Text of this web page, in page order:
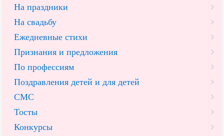
На праздники
На свадьбу
Ежедневные стихи
Признания и предложения
По профессиям
Поздравления детей и для детей
СМС
Тосты
Конкурсы